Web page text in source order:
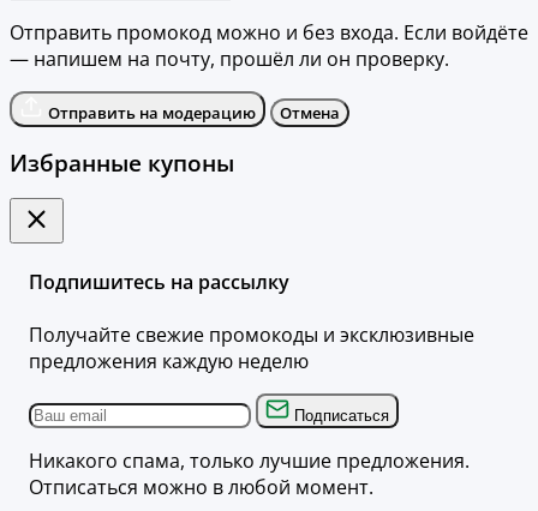
Отправить промокод можно и без входа. Если войдёте
— напишем на почту, прошёл ли он проверку.
Отправить на модерацию Отмена
Избранные купоны
Подпишитесь на рассылку
Получайте свежие промокоды и эксклюзивные
предложения каждую неделю
Подписаться
Никакого спама, только лучшие предложения.
Отписаться можно в любой момент.